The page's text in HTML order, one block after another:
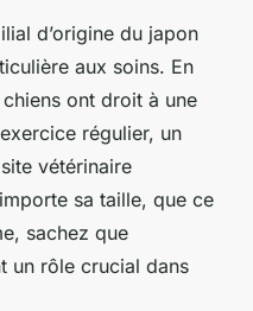
d’origine du japon
aux soins. En
ont droit à une
régulier, un
vétérinaire
sa taille, que ce
sachez que
un rôle crucial dans